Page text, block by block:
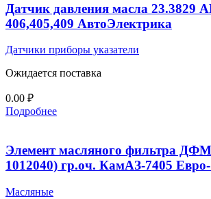
Датчик давления масла 23.3829
406,405,409 АвтоЭлектрика
Датчики приборы указатели
Ожидается поставка
0.00 ₽
Подробнее
Элемент масляного фильтра
1012040) гр.оч. КамАЗ-7405
Масляные